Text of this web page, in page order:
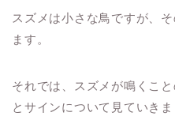
スズメは小さな鳥ですが、
ます。
それでは、スズメが鳴くこ
とサインについて見ていきま